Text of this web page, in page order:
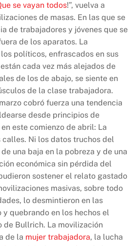
se vayan todos!”, vuelva a
de masas. En las que se
de trabajadores y jóvenes que se
de los aparatos. La
políticos, enfrascados en sus
cada vez más alejados de
de los de abajo, se siente en
de la clase trabajadora.
cobró fuerza una tendencia
desde principios de
este comienzo de abril: La
calles. Ni los datos truchos del
una baja en la pobreza y de una
económica sin pérdida del
sostener el relato gastado
masivas, sobre todo
lo desmintieron en las
quebrando en los hechos el
de Bullrich. La movilización
de la mujer trabajadora, la lucha